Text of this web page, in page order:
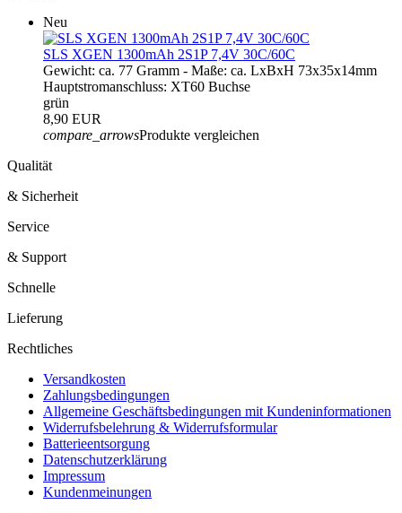
Neu
SLS XGEN 1300mAh 2S1P 7,4V 30C/60C
Gewicht: ca. 77 Gramm - Maße: ca. LxBxH 73x35x14mm
Hauptstromanschluss: XT60 Buchse
grün
8,90 EUR
compare_arrowsProdukte vergleichen
Qualität
& Sicherheit
Service
& Support
Schnelle
Lieferung
Rechtliches
Versandkosten
Zahlungsbedingungen
Allgemeine Geschäftsbedingungen mit Kundeninformationen
Widerrufsbelehrung & Widerrufsformular
Batterieentsorgung
Datenschutzerklärung
Impressum
Kundenmeinungen